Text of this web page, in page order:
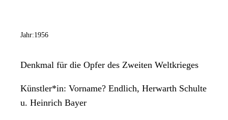
Jahr:1956
Denkmal für die Opfer des Zweiten Weltkrieges
Künstler*in: Vorname? Endlich, Herwarth Schulte
u. Heinrich Bayer